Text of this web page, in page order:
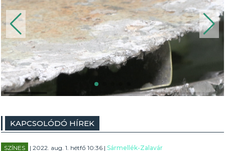
KAPCSOLÓDÓ HÍREK
SZÍNES | 2022. aug. 1. hétfő 10:36 |Sármellék-Zalavár